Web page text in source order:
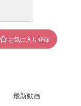
お気に入り登録
最新動画